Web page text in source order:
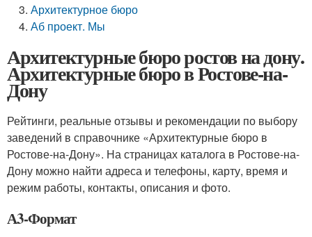
Архитектурное бюро
Аб проект. Мы
Архитектурные бюро ростов на дону.
Архитектурные бюро в Ростове-на-
Дону
Рейтинги, реальные отзывы и рекомендации по выбору
заведений в справочнике «Архитектурные бюро в
Ростове-на-Дону». На страницах каталога в Ростове-на-
Дону можно найти адреса и телефоны, карту, время и
режим работы, контакты, описания и фото.
А3-Формат